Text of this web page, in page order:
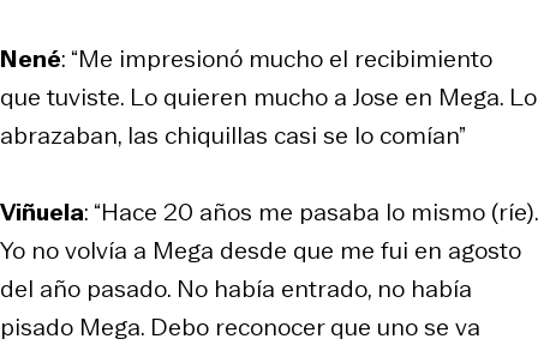
Nené: “Me impresionó mucho el recibimiento
que tuviste. Lo quieren mucho a Jose en Mega. Lo
abrazaban, las chiquillas casi se lo comían”
Viñuela: “Hace 20 años me pasaba lo mismo (ríe).
Yo no volvía a Mega desde que me fui en agosto
del año pasado. No había entrado, no había
pisado Mega. Debo reconocer que uno se va